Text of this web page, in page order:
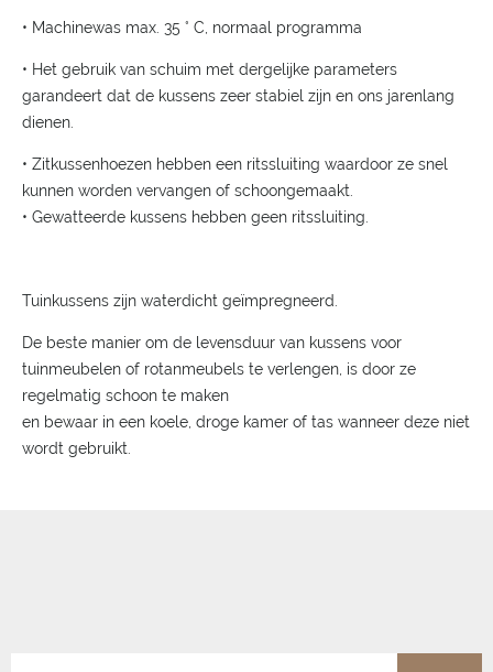
• Machinewas max. 35 ° C, normaal programma
• Het gebruik van schuim met dergelijke parameters
garandeert dat de kussens zeer stabiel zijn en ons jarenlang
dienen.
• Zitkussenhoezen hebben een ritssluiting waardoor ze snel
kunnen worden vervangen of schoongemaakt.
• Gewatteerde kussens hebben geen ritssluiting.
Tuinkussens zijn waterdicht geïmpregneerd.
De beste manier om de levensduur van kussens voor
tuinmeubelen of rotanmeubels te verlengen, is door ze
regelmatig schoon te maken
en bewaar in een koele, droge kamer of tas wanneer deze niet
wordt gebruikt.